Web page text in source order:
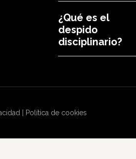
¿Qué es el
despido
disciplinario?
Política de cookies